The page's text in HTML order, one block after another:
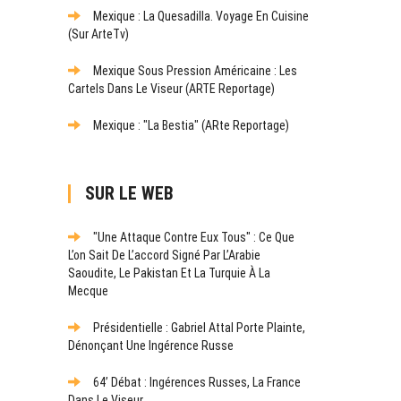
Mexique : La Quesadilla. Voyage En Cuisine
(sur ArteTv)
Mexique Sous Pression Américaine : Les
Cartels Dans Le Viseur (ARTE Reportage)
Mexique : "La Bestia" (ARte Reportage)
SUR LE WEB
"Une Attaque Contre Eux Tous" : Ce Que
L’on Sait De L’accord Signé Par L’Arabie
Saoudite, Le Pakistan Et La Turquie À La
Mecque
Présidentielle : Gabriel Attal Porte Plainte,
Dénonçant Une Ingérence Russe
64’ Débat : Ingérences Russes, La France